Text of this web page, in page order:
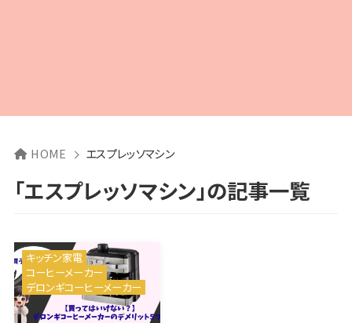
HOME エスプレッソマシン
「エスプレッソマシン」の記事一覧
キッチン家電
コーヒーメーカー
デロンギコーヒーメーカー